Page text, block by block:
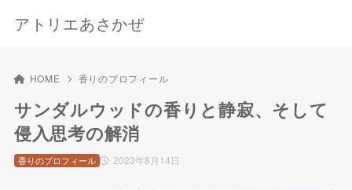
アトリエあさかぜ
HOME 香りのプロフィール
サンダルウッドの香りと静寂、そして
侵入思考の解消
2023年8月14日
香りのプロフィール